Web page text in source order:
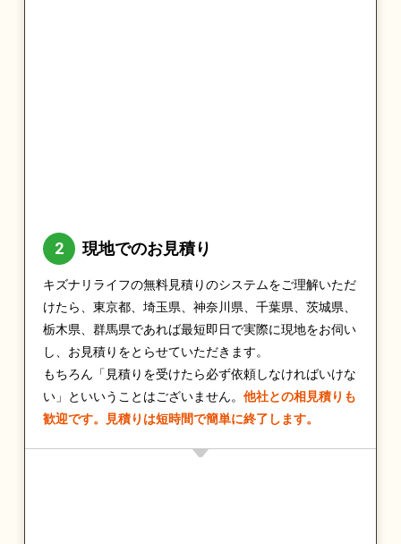
現地でのお見積り
キズナリライフの無料見積りのシステムをご理解いただ
けたら、東京都、埼玉県、神奈川県、千葉県、茨城県、
栃木県、群馬県であれば最短即日で実際に現地をお伺い
し、お見積りをとらせていただきます。
もちろん「見積りを受けたら必ず依頼しなければいけな
い」といいうことはございません。 他社との相見積りも
歓迎です。見積りは短時間で簡単に終了します。